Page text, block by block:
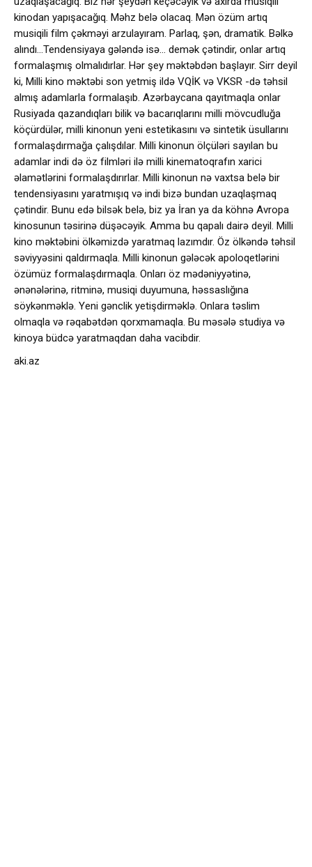
kinodan yapışacağıq. Məhz belə olacaq. Mən özüm artıq
musiqili film çəkməyi arzulayıram. Parlaq, şən, dramatik. Bəlkə
alındı…Tendensiyaya gələndə isə… demək çətindir, onlar artıq
formalaşmış olmalıdırlar. Hər şey məktəbdən başlayır. Sirr deyil
ki, Milli kino məktəbi son yetmiş ildə VQİK və VKSR -də təhsil
almış adamlarla formalaşıb. Azərbaycana qayıtmaqla onlar
Rusiyada qazandıqları bilik və bacarıqlarını milli mövcudluğa
köçürdülər, milli kinonun yeni estetikasını və sintetik üsullarını
formalaşdırmağa çalışdılar. Milli kinonun ölçüləri sayılan bu
adamlar indi də öz filmləri ilə milli kinematoqrafın xarici
əlamətlərini formalaşdırırlar. Milli kinonun nə vaxtsa belə bir
tendensiyasını yaratmışıq və indi bizə bundan uzaqlaşmaq
çətindir. Bunu edə bilsək belə, biz ya İran ya da köhnə Avropa
kinosunun təsirinə düşəcəyik. Amma bu qapalı dairə deyil. Milli
kino məktəbini ölkəmizdə yaratmaq lazımdır. Öz ölkəndə təhsil
səviyyəsini qaldırmaqla. Milli kinonun gələcək apoloqetlərini
özümüz formalaşdırmaqla. Onları öz mədəniyyətinə,
ənənələrinə, ritminə, musiqi duyumuna, həssaslığına
söykənməklə. Yeni gənclik yetişdirməklə. Onlara təslim
olmaqla və rəqabətdən qorxmamaqla. Bu məsələ studiya və
kinoya büdcə yaratmaqdan daha vacibdir.
aki.az